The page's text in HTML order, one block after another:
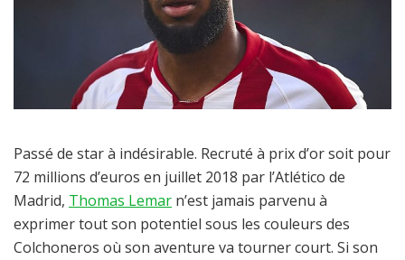
Passé de star à indésirable. Recruté à prix d’or soit pour
72 millions d’euros en juillet 2018 par l’Atlético de
Madrid, Thomas Lemar n’est jamais parvenu à
exprimer tout son potentiel sous les couleurs des
Colchoneros où son aventure va tourner court. Si son